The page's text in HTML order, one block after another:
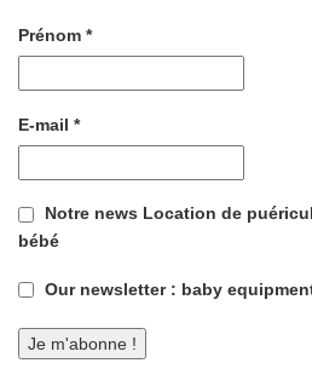
Prénom *
E-mail *
Notre news Location de
bébé
Our newsletter : baby